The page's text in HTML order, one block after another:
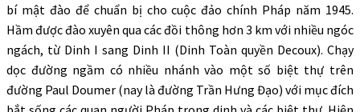
bí mật đào để chuẩn bị cho cuộc đảo chính Pháp năm 1945.
Hầm được đào xuyên qua các đồi thông hơn 3 km với nhiều ngóc
ngách, từ Dinh I sang Dinh II (Dinh Toàn quyền Decoux). Chạy
dọc đường ngầm có nhiều nhánh vào một số biệt thự trên
đường Paul Doumer (nay là đường Trần Hưng Đạo) với mục đích